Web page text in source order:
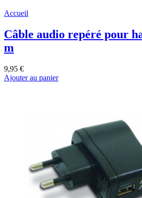
Accueil
Câble audio repéré pour
m
9,95 €
Ajouter au panier